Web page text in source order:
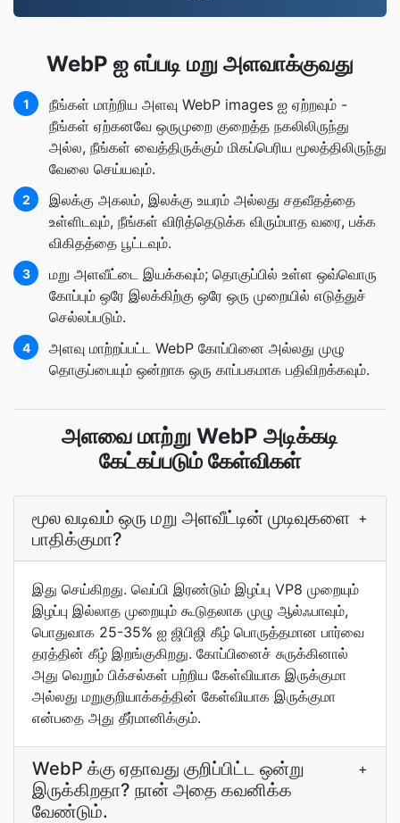
WebP ஐ எப்படி மறு அளவாக்குவது
1
நீங்கள் மாற்றிய அளவு WebP images ஐ ஏற்றவும் -
நீங்கள் ஏற்கனவே ஒருமுறை குறைத்த நகலிலிருந்து
அல்ல, நீங்கள் வைத்திருக்கும் மிகப்பெரிய மூலத்திலிருந்து
வேலை செய்யவும்.
2
இலக்கு அகலம், இலக்கு உயரம் அல்லது சதவீதத்தை
உள்ளிடவும், நீங்கள் விரித்தெடுக்க விரும்பாத வரை, பக்க
விகிதத்தை பூட்டவும்.
3
மறு அளவீட்டை இயக்கவும்; தொகுப்பில் உள்ள ஒவ்வொரு
கோப்பும் ஒரே இலக்கிற்கு ஒரே ஒரு முறையில் எடுத்துச்
செல்லப்படும்.
4
அளவு மாற்றப்பட்ட WebP கோப்பினை அல்லது முழு
தொகுப்பையும் ஒன்றாக ஒரு காப்பகமாக பதிவிறக்கவும்.
அளவை மாற்று WebP அடிக்கடி
கேட்கப்படும் கேள்விகள்
மூல வடிவம் ஒரு மறு அளவீட்டின் முடிவுகளை
பாதிக்குமா?
+
இது செய்கிறது. வெப்பி இரண்டும் இழப்பு VP8 முறையும்
இழப்பு இல்லாத முறையும் கூடுதலாக முழு ஆல்ஃபாவும்,
பொதுவாக 25-35% ஐ ஜிபிஜி கீழ் பொருத்தமான பார்வை
தரத்தின் கீழ் இறங்குகிறது. கோப்பினைச் சுருக்கினால்
அது வெறும் பிக்சல்கள் பற்றிய கேள்வியாக இருக்குமா
அல்லது மறுகுறியாக்கத்தின் கேள்வியாக இருக்குமா
என்பதை அது தீர்மானிக்கும்.
WebP க்கு ஏதாவது குறிப்பிட்ட ஒன்று
இருக்கிறதா? நான் அதை கவனிக்க
வேண்டும்.
+